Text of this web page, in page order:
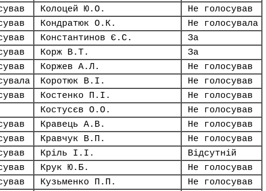
Колоцей Ю.О.
Не голосував
Кондратюк О.К.
Не голосувала
Константинов Є.С.
За
Корж В.Т.
За
Коржев А.Л.
Не голосував
Коротюк В.І.
Не голосував
Костенко П.І.
Не голосував
Костусєв О.О.
Не голосував
Кравець А.В.
Не голосував
Кравчук В.П.
Не голосував
Кріль І.І.
Відсутній
Крук Ю.Б.
Не голосував
Кузьменко П.П.
Не голосував